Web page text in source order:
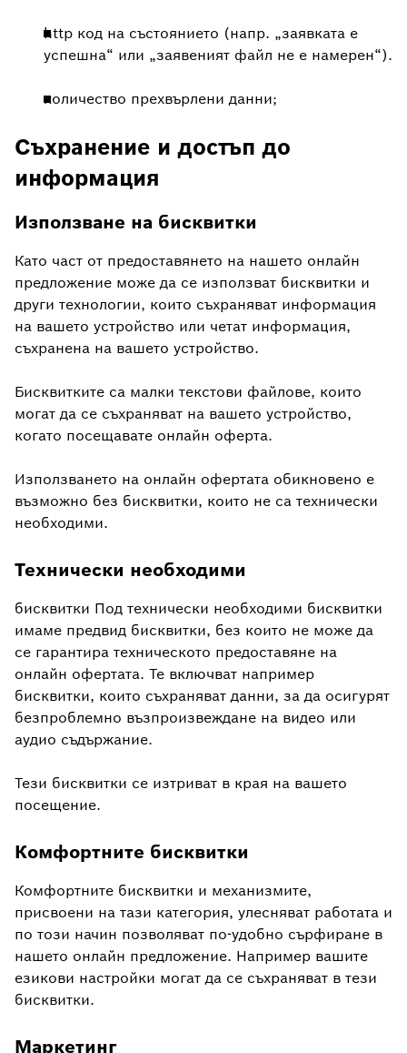
http код на състоянието (напр. „заявката е
успешна“ или „заявеният файл не е намерен“).
количество прехвърлени данни;
Съхранение и достъп до
информация
Използване на бисквитки
Като част от предоставянето на нашето онлайн
предложение може да се използват бисквитки и
други технологии, които съхраняват информация
на вашето устройство или четат информация,
съхранена на вашето устройство.
Бисквитките са малки текстови файлове, които
могат да се съхраняват на вашето устройство,
когато посещавате онлайн оферта.
Използването на онлайн офертата обикновено е
възможно без бисквитки, които не са технически
необходими.
Технически необходими
бисквитки Под технически необходими бисквитки
имаме предвид бисквитки, без които не може да
се гарантира техническото предоставяне на
онлайн офертата. Те включват например
бисквитки, които съхраняват данни, за да осигурят
безпроблемно възпроизвеждане на видео или
аудио съдържание.
Тези бисквитки се изтриват в края на вашето
посещение.
Комфортните бисквитки
Комфортните бисквитки и механизмите,
присвоени на тази категория, улесняват работата и
по този начин позволяват по-удобно сърфиране в
нашето онлайн предложение. Например вашите
езикови настройки могат да се съхраняват в тези
бисквитки.
Маркетинг